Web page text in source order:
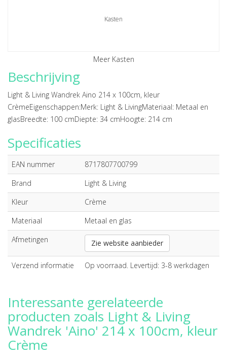
Kasten
Meer Kasten
Beschrijving
Light & Living Wandrek Aino 214 x 100cm, kleur
CrèmeEigenschappen:Merk: Light & LivingMateriaal: Metaal en
glasBreedte: 100 cmDiepte: 34 cmHoogte: 214 cm
Specificaties
EAN nummer
8717807700799
Brand
Light & Living
Kleur
Crème
Materiaal
Metaal en glas
Afmetingen
Zie website aanbieder
Verzend informatie Op voorraad. Levertijd: 3-8 werkdagen
Interessante gerelateerde
producten zoals Light & Living
Wandrek 'Aino' 214 x 100cm, kleur
Crème